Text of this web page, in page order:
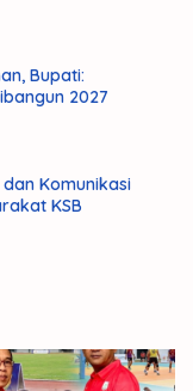
Bupati:
2027
dan Komunikasi
KSB